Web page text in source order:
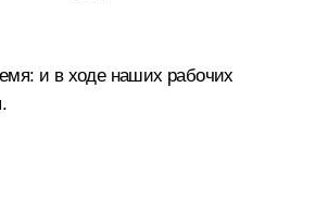
и в ходе наших рабочих